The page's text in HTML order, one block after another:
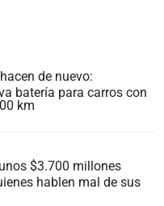
de nuevo:
batería para carros con
km
$3.700 millones
hablen mal de sus